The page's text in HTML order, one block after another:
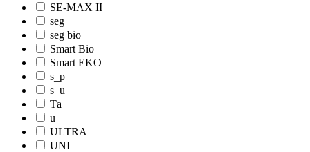
SE-MAX II
seg
seg bio
Smart Bio
Smart EKO
s_p
s_u
Tа
u
ULTRA
UNI